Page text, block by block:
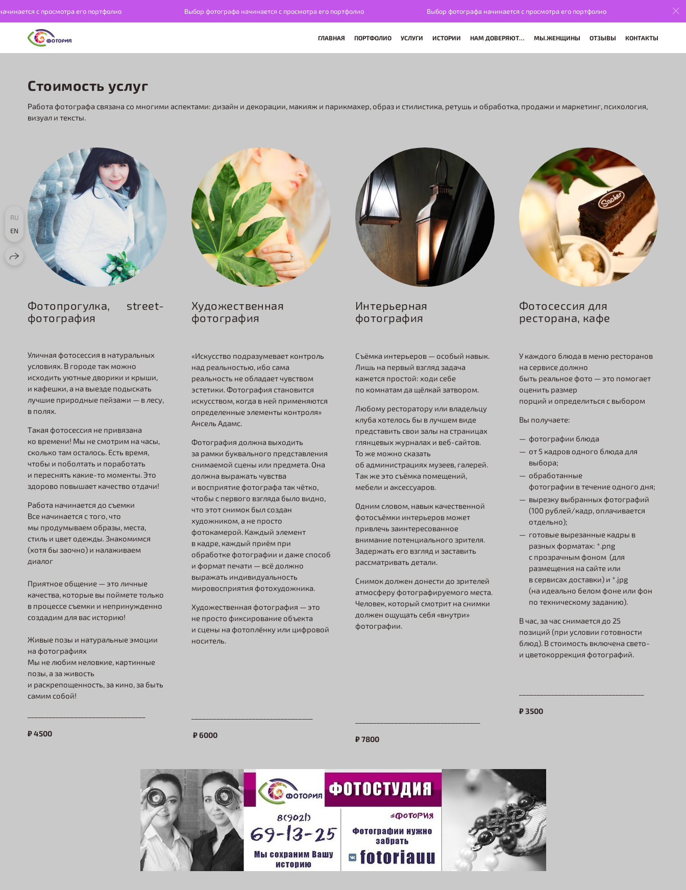
ГЛАВНАЯ ПОРТФОЛИО УСЛУГИ ИСТОРИИ НАМ ДОВЕРЯЮТ… МЫ.ЖЕНЩИНЫ ОТЗЫВЫ КОНТАКТЫ
Стоимость услуг
Работа фотографа связана со многими аспектами: дизайн и декорации, макияж и парикмахер, образ и стилистика, ретушь и обработка, продажи и маркетинг, психология,
визуал и тексты.
Фотопрогулка, street-
фотография
Уличная фотосессия в натуральных
условиях. В городе так можно
исходить уютные дворики и крыши,
и кафешки, а на выезде подыскать
лучшие природные пейзажи — в лесу,
в полях.
Такая фотосессия не привязана
ко времени! Мы не смотрим на часы,
сколько там осталось. Есть время,
чтобы и поболтать и поработать
и переснять какие-то моменты. Это
здорово повышает качество отдачи!
Работа начинается до съемки
Все начинается с того, что
мы продумываем образы, места,
стиль и цвет одежды. Знакомимся
(хотя бы заочно) и налаживаем
диалог
Приятное общение — это личные
качества, которые вы поймете только
в процессе съемки и непринужденно
создадим для вас историю!
Живые позы и натуральные эмоции
на фотографиях
Мы не любим неловкие, картинные
позы, а за живость
и раскрепощенность, за кино, за быть
самим собой!
₽4500
Художественная
фотография
«Искусство подразумевает контроль
над реальностью, ибо сама
реальность не обладает чувством
эстетики. Фотография становится
искусством, когда в ней применяются
определенные элементы контроля»
Ансель Адамс.
Фотография должна выходить
за рамки буквального представления
снимаемой сцены или предмета. Она
должна выражать чувства
и восприятие фотографа так чётко,
чтобы с первого взгляда было видно,
что этот снимок был создан
художником, а не просто
фотокамерой. Каждый элемент
в кадре, каждый приём при
обработке фотографии и даже способ
и формат печати — всё должно
выражать индивидуальность
мировосприятия фотохудожника.
Художественная фотография — это
не просто фиксирование объекта
и сцены на фотоплёнку или цифровой
носитель.
₽6000
Интерьерная
фотография
Съёмка интерьеров — особый навык.
Лишь на первый взгляд задача
кажется простой: ходи себе
по комнатам да щёлкай затвором.
Любому ресторатору или владельцу
клуба хотелось бы в лучшем виде
представить свои залы на страницах
глянцевых журналах и веб-сайтов.
То же можно сказать
об администрациях музеев, галерей.
Так же это съёмка помещений,
мебели и аксессуаров.
Одним словом, навык качественной
фотосъёмки интерьеров может
привлечь заинтересованное
внимание потенциального зрителя.
Задержать его взгляд и заставить
рассматривать детали.
Снимок должен донести до зрителей
атмосферу фотографируемого места.
Человек, который смотрит на снимки
должен ощущать себя «внутри»
фотографии.
₽7800
Фотосессия для
ресторана, кафе
У каждого блюда в меню ресторанов
на сервисе должно
быть реальное фото — это помогает
оценить размер
порций и определиться с выбором
Вы получаете:
фотографии блюда
от 5 кадров одного блюда для
выбора;
обработанные
фотографии в течение одного дня;
вырезку выбранных фотографий
(100 рублей/кадр, оплачивается
отдельно);
готовые вырезанные кадры в
разных форматах: *.png
с прозрачным фоном (для
размещения на сайте или
в сервисах доставки) и *.jpg
(на идеально белом фоне или фон
по техническому заданию).
В час, за час снимается до 25
позиций (при условии готовности
блюд). В стоимость включена свето-
и цветокоррекция фотографий.
₽3500
RU
EN
с просмотра его портфолио Выбор фотографа начинается с просмотра его портфолио Выбор фотографа начинается с просмотра его портфолио Выбор